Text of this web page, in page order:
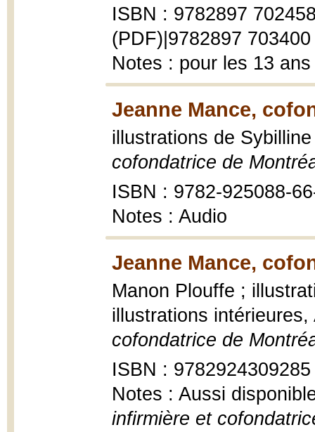
ISBN : 9782897
(PDF)|9782897
Notes : pour les 13
Jeanne Mance,
illustrations de
cofondatrice de
ISBN : 9782-925088-
Notes : Audio
Jeanne Mance,
Manon Plouffe ;
illustrations
cofondatrice de
ISBN : 9782924309285
Notes : Aussi
infirmière et